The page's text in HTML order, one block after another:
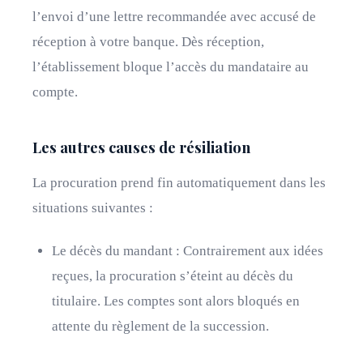
l’envoi d’une lettre recommandée avec accusé de
réception à votre banque. Dès réception,
l’établissement bloque l’accès du mandataire au
compte.
Les autres causes de résiliation
La procuration prend fin automatiquement dans les
situations suivantes :
Le décès du mandant : Contrairement aux idées
reçues, la procuration s’éteint au décès du
titulaire. Les comptes sont alors bloqués en
attente du règlement de la succession.